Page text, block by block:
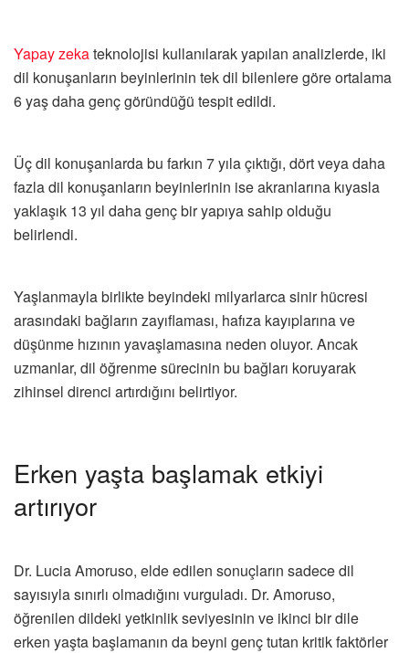
Yapay zekateknolojisi kullanılarak yapılan analizlerde, iki
dil konuşanların beyinlerinin tek dil bilenlere göre ortalama
6 yaş daha genç göründüğü tespit edildi.
Üç dil konuşanlarda bu farkın 7 yıla çıktığı, dört veya daha
fazla dil konuşanların beyinlerinin ise akranlarına kıyasla
yaklaşık 13 yıl daha genç bir yapıya sahip olduğu
belirlendi.
Yaşlanmayla birlikte beyindeki milyarlarca sinir hücresi
arasındaki bağların zayıflaması, hafıza kayıplarına ve
düşünme hızının yavaşlamasına neden oluyor. Ancak
uzmanlar, dil öğrenme sürecinin bu bağları koruyarak
zihinsel direnci artırdığını belirtiyor.
Erken yaşta başlamak etkiyi
artırıyor
Dr. Lucia Amoruso, elde edilen sonuçların sadece dil
sayısıyla sınırlı olmadığını vurguladı. Dr. Amoruso,
öğrenilen dildeki yetkinlik seviyesinin ve ikinci bir dile
erken yaşta başlamanın da beyni genç tutan kritik faktörler